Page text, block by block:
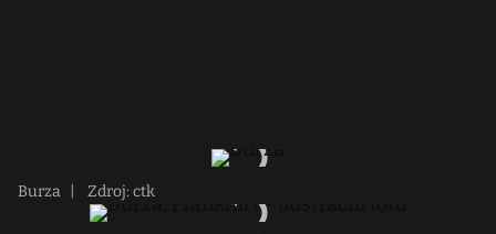
Burza Zdroj: ctk